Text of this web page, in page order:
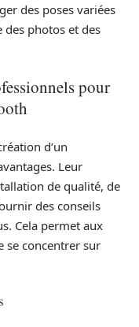
des poses variées
photos et des
pour
d’un
Leur
de qualité, de
des conseils
Cela permet aux
se concentrer sur